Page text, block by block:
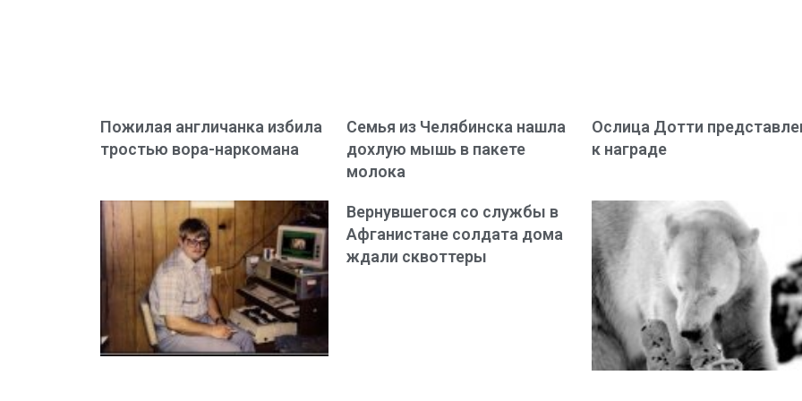
Пожилая англичанка избила
тростью вора-наркомана
Семья из Челябинска нашла
дохлую мышь в пакете
молока
Ослица Дотти
к награде
Вернувшегося со службы в
Афганистане солдата дома
ждали сквоттеры